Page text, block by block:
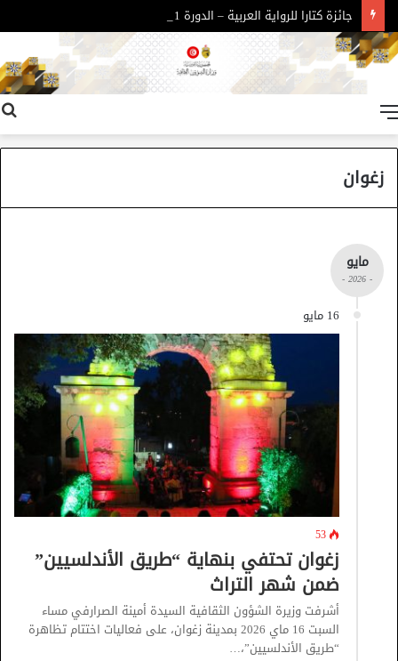
جائزة كتارا للرواية العربية – الدورة 11
زغوان
مايو
- 2026 -
16 مايو
53
زغوان تحتفي بنهاية “طريق الأندلسيين”
ضمن شهر التراث
أشرفت وزيرة الشؤون الثقافية السيدة أمينة الصرارفي مساء
السبت 16 ماي 2026 بمدينة زغوان، على فعاليات اختتام تظاهرة
“طريق الأندلسيين”،…